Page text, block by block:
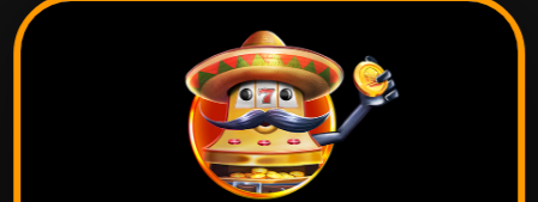
Pack promocional